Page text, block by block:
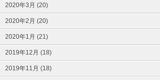
2020年3月 (20)
2020年2月 (20)
2020年1月 (21)
2019年12月 (18)
2019年11月 (18)